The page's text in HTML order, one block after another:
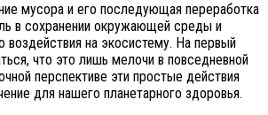
мусора и его последующая переработка
в сохранении окружающей среды и
воздействия на экосистему. На первый
что это лишь мелочи в повседневной
перспективе эти простые действия
для нашего планетарного здоровья.